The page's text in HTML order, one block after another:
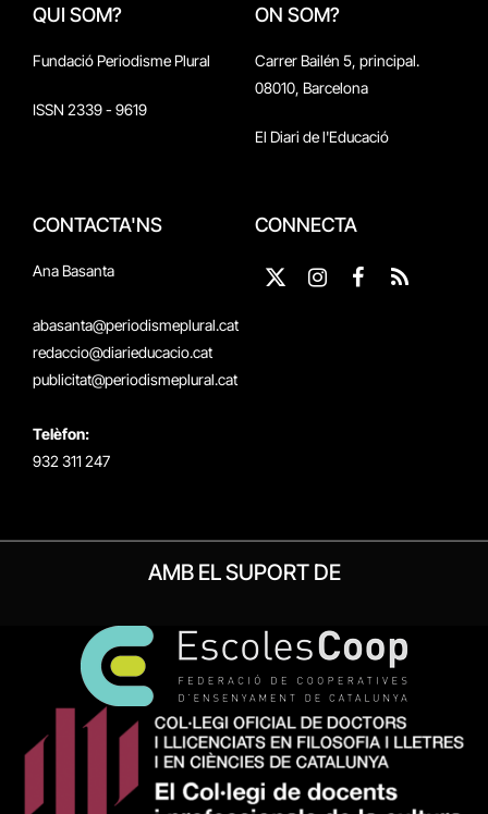
QUI SOM?
Fundació Periodisme Plural
ISSN 2339 - 9619
ON SOM?
Carrer Bailén 5, principal.
08010, Barcelona
El Diari de l'Educació
CONTACTA'NS
Ana Basanta
abasanta@periodismeplural.cat
redaccio@diarieducacio.cat
publicitat@periodismeplural.cat
Telèfon:
932 311 247
CONNECTA
X
Instagram
Facebook
RSS
AMB EL SUPORT DE